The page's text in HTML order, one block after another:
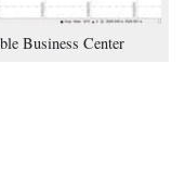
Business Center